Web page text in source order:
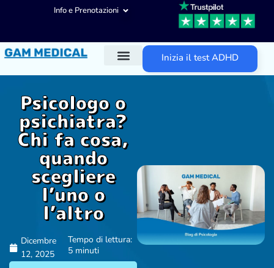
Info e Prenotazioni
Inizia il test ADHD
Psicologo o
psichiatra?
Chi fa cosa,
quando
scegliere
l’uno o
l’altro
Dicembre
12, 2025
Tempo di lettura:
5 minuti